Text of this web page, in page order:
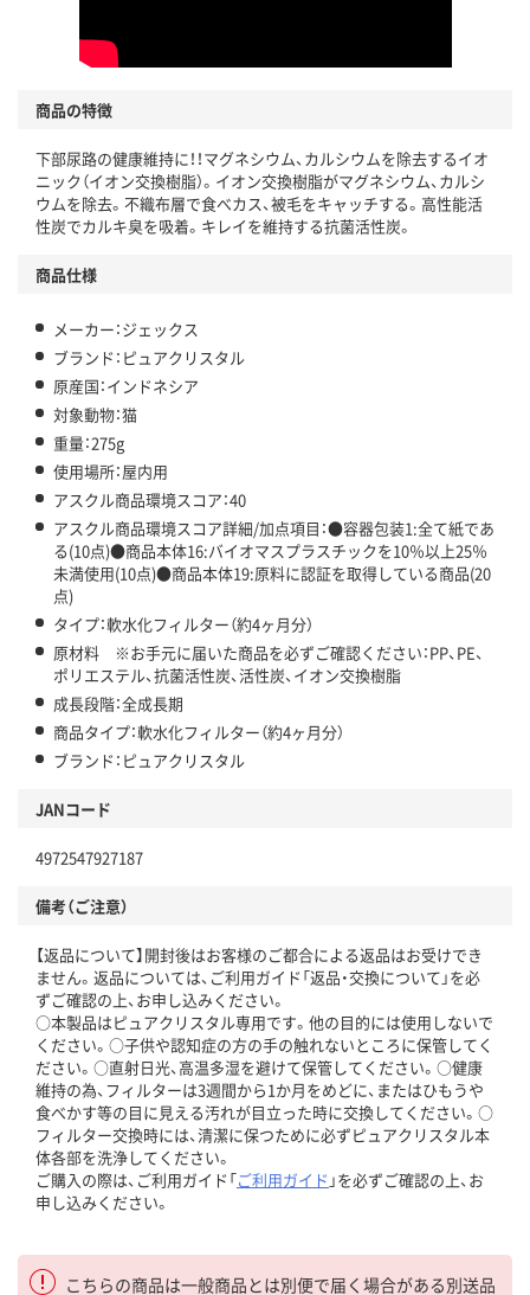
商品の特徴
下部尿路の健康維持に！！マグネシウム、カルシウムを除去するイオ
ニック（イオン交換樹脂）。イオン交換樹脂がマグネシウム、カルシ
ウムを除去。不織布層で食べカス、被毛をキャッチする。高性能活
性炭でカルキ臭を吸着。キレイを維持する抗菌活性炭。
商品仕様
メーカー：ジェックス
ブランド：ピュアクリスタル
原産国：インドネシア
対象動物：猫
重量：275g
使用場所：屋内用
アスクル商品環境スコア：40
アスクル商品環境スコア詳細/加点項目：●容器包装1:全て紙であ
る(10点)●商品本体16:バイオマスプラスチックを10％以上25％
未満使用(10点)●商品本体19:原料に認証を取得している商品(20
点)
タイプ：軟水化フィルター（約4ヶ月分）
原材料 ※お手元に届いた商品を必ずご確認ください：PP、PE、
ポリエステル、抗菌活性炭、活性炭、イオン交換樹脂
成長段階：全成長期
商品タイプ：軟水化フィルター（約4ヶ月分）
ブランド：ピュアクリスタル
JANコード
4972547927187
備考（ご注意）
【返品について】開封後はお客様のご都合による返品はお受けでき
ません。返品については、ご利用ガイド「返品・交換について」を必
ずご確認の上、お申し込みください。
○本製品はピュアクリスタル専用です。他の目的には使用しないで
ください。○子供や認知症の方の手の触れないところに保管してく
ださい。○直射日光、高温多湿を避けて保管してください。○健康
維持の為、フィルターは3週間から1か月をめどに、またはひもうや
食べかす等の目に見える汚れが目立った時に交換してください。○
フィルター交換時には、清潔に保つために必ずピュアクリスタル本
体各部を洗浄してください。
ご購入の際は、ご利用ガイド「ご利用ガイド 」を必ずご確認の上、お
申し込みください。
こちらの商品は一般商品とは別便で届く場合がある別送品